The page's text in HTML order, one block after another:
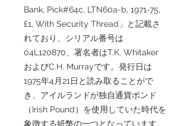
Bank, Pick#64c, LTN60a-b, 1971-75,
£1, With Security Thread」と記載さ
れており、シリアル番号は
04L120870、署名者はT.K. Whitaker
およびC.H. Murrayです。発行日は
1975年4月21日と読み取ることがで
き、アイルランドが独自通貨ポンド
（Irish Pound）を使用していた時代を
象徴する紙幣の一つとなっています。